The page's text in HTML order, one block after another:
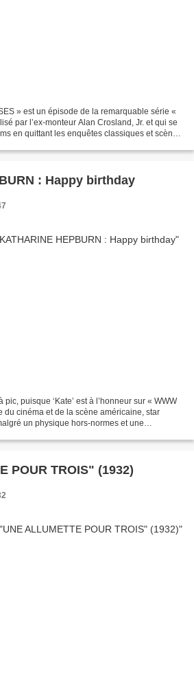
» est un épisode de la remarquable série «
par l’ex-monteur Alan Crosland, Jr. et qui se
en quittant les enquêtes classiques et scènes
: Happy birthday
puisque ‘Kate’ est à l’honneur sur « WWW
du cinéma et de la scène américaine, star
un physique hors-normes et une
POUR TROIS" (1932)